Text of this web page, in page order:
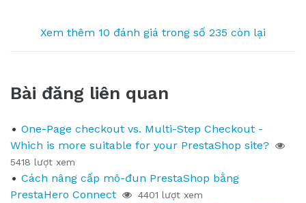
Xem thêm 10 đánh giá trong số 235 còn lại
Bài đăng liên quan
One-Page checkout vs. Multi-Step Checkout -
Which is more suitable for your PrestaShop site?
5418 lượt xem
Cách nâng cấp mô-đun PrestaShop bằng
PrestaHero Connect
4401 lượt xem